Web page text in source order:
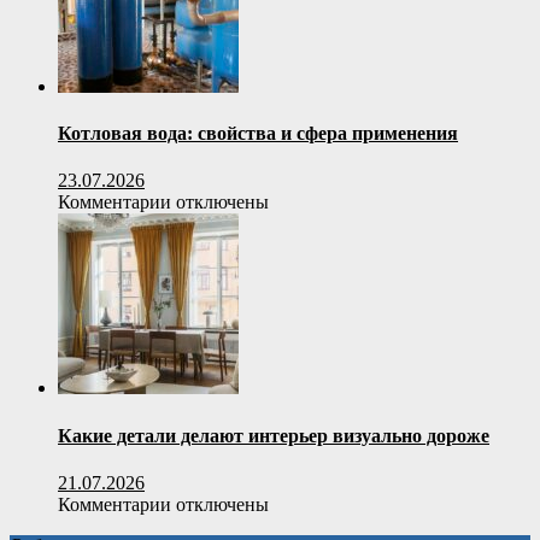
для
строительства
и
утепления
Котловая вода: свойства и сфера применения
23.07.2026
Комментарии к
записи
Котловая
вода:
свойства
и
сфера
применения
отключены
Какие детали делают интерьер визуально дороже
21.07.2026
Комментарии котключены